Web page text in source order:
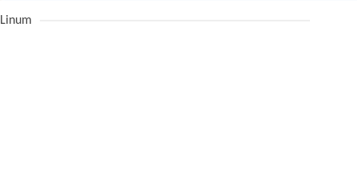
Linum